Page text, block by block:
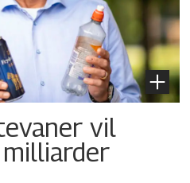
vil